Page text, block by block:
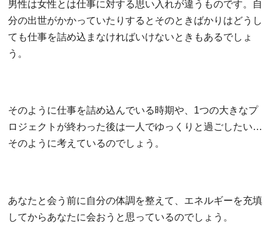
男性は女性とは仕事に対する思い入れが違うものです。自
分の出世がかかっていたりするとそのときばかりはどうし
ても仕事を詰め込まなければいけないときもあるでしょ
う。
そのように仕事を詰め込んでいる時期や、1つの大きなプ
ロジェクトが終わった後は一人でゆっくりと過ごしたい…
そのように考えているのでしょう。
あなたと会う前に自分の体調を整えて、エネルギーを充填
してからあなたに会おうと思っているのでしょう。